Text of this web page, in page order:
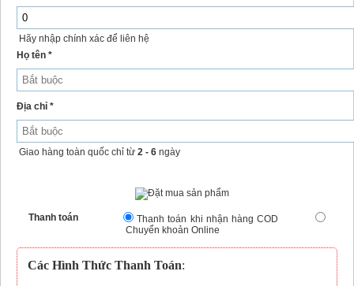
Hãy nhập chính xác để liên hệ
Họ tên *
Địa chỉ *
Giao hàng toàn quốc chỉ từ 2 - 6 ngày
Thanh toán
Thanh toán khi nhận hàng COD
Chuyển khoản Online
Các Hình Thức Thanh Toán: